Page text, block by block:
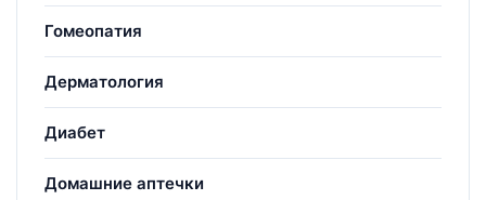
Гомеопатия
Дерматология
Диабет
Домашние аптечки